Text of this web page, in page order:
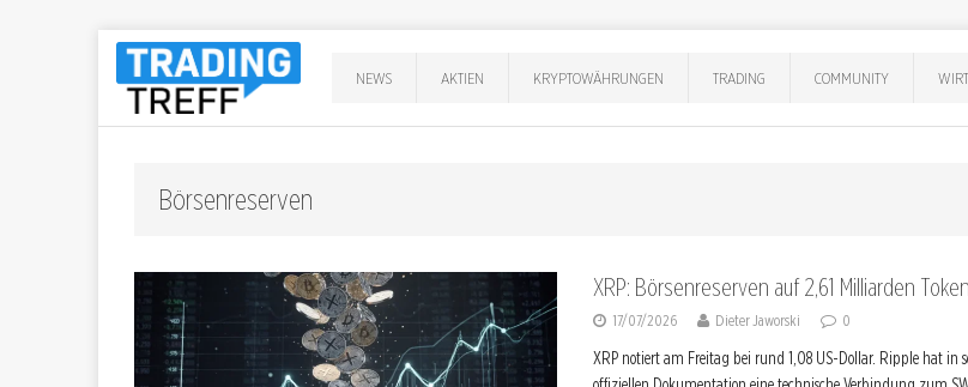
NEWS AKTIEN KRYPTOWÄHRUNGEN TRADING COMMUNITY
Börsenreserven
XRP: Börsenreserven auf 2,61 Milliarden Token
17/07/2026 Dieter Jaworski 0
XRP notiert am Freitag bei rund 1,08 US-Dollar. Ripple hat in